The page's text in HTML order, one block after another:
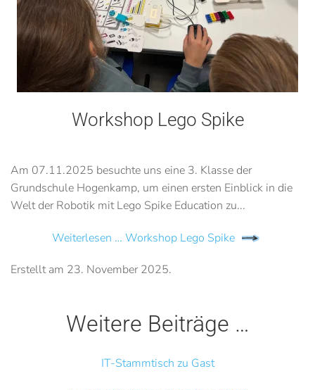
Workshop Lego Spike
Am 07.11.2025 besuchte uns eine 3. Klasse der
Grundschule Hogenkamp, um einen ersten Einblick in die
Welt der Robotik mit Lego Spike Education zu...
Weiterlesen … Workshop Lego Spike
Erstellt am 23. November 2025.
Weitere Beiträge …
IT-Stammtisch zu Gast